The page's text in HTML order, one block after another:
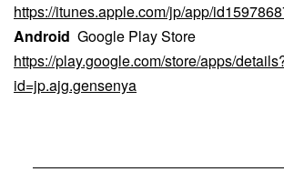
https://itunes.apple.com/jp/app/
Android Google Play Store
https://play.google.com/store/apps/
id=jp.ajg.gensenya